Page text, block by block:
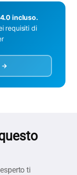
incluso.
requisiti di
→
ti